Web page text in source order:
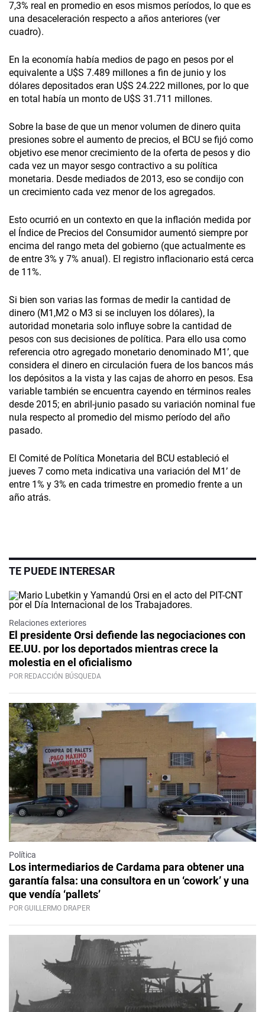
7,3% real en promedio en esos mismos períodos, lo que es
una desaceleración respecto a años anteriores (ver
cuadro).
En la economía había medios de pago en pesos por el
equivalente a U$S 7.489 millones a fin de junio y los
dólares depositados eran U$S 24.222 millones, por lo que
en total había un monto de U$S 31.711 millones.
Sobre la base de que un menor volumen de dinero quita
presiones sobre el aumento de precios, el BCU se fijó como
objetivo ese menor crecimiento de la oferta de pesos y dio
cada vez un mayor sesgo contractivo a su política
monetaria. Desde mediados de 2013, eso se condijo con
un crecimiento cada vez menor de los agregados.
Esto ocurrió en un contexto en que la inflación medida por
el Índice de Precios del Consumidor aumentó siempre por
encima del rango meta del gobierno (que actualmente es
de entre 3% y 7% anual). El registro inflacionario está cerca
de 11%.
Si bien son varias las formas de medir la cantidad de
dinero (M1,M2 o M3 si se incluyen los dólares), la
autoridad monetaria solo influye sobre la cantidad de
pesos con sus decisiones de política. Para ello usa como
referencia otro agregado monetario denominado M1’, que
considera el dinero en circulación fuera de los bancos más
los depósitos a la vista y las cajas de ahorro en pesos. Esa
variable también se encuentra cayendo en términos reales
desde 2015; en abril-junio pasado su variación nominal fue
nula respecto al promedio del mismo período del año
pasado.
El Comité de Política Monetaria del BCU estableció el
jueves 7 como meta indicativa una variación del M1’ de
entre 1% y 3% en cada trimestre en promedio frente a un
año atrás.
TE PUEDE INTERESAR
Relaciones exteriores
El presidente Orsi defiende las negociaciones con
EE.UU. por los deportados mientras crece la
molestia en el oficialismo
POR REDACCIÓN BÚSQUEDA
Política
Los intermediarios de Cardama para obtener una
garantía falsa: una consultora en un ‘cowork’ y una
que vendía ‘pallets’
POR GUILLERMO DRAPER